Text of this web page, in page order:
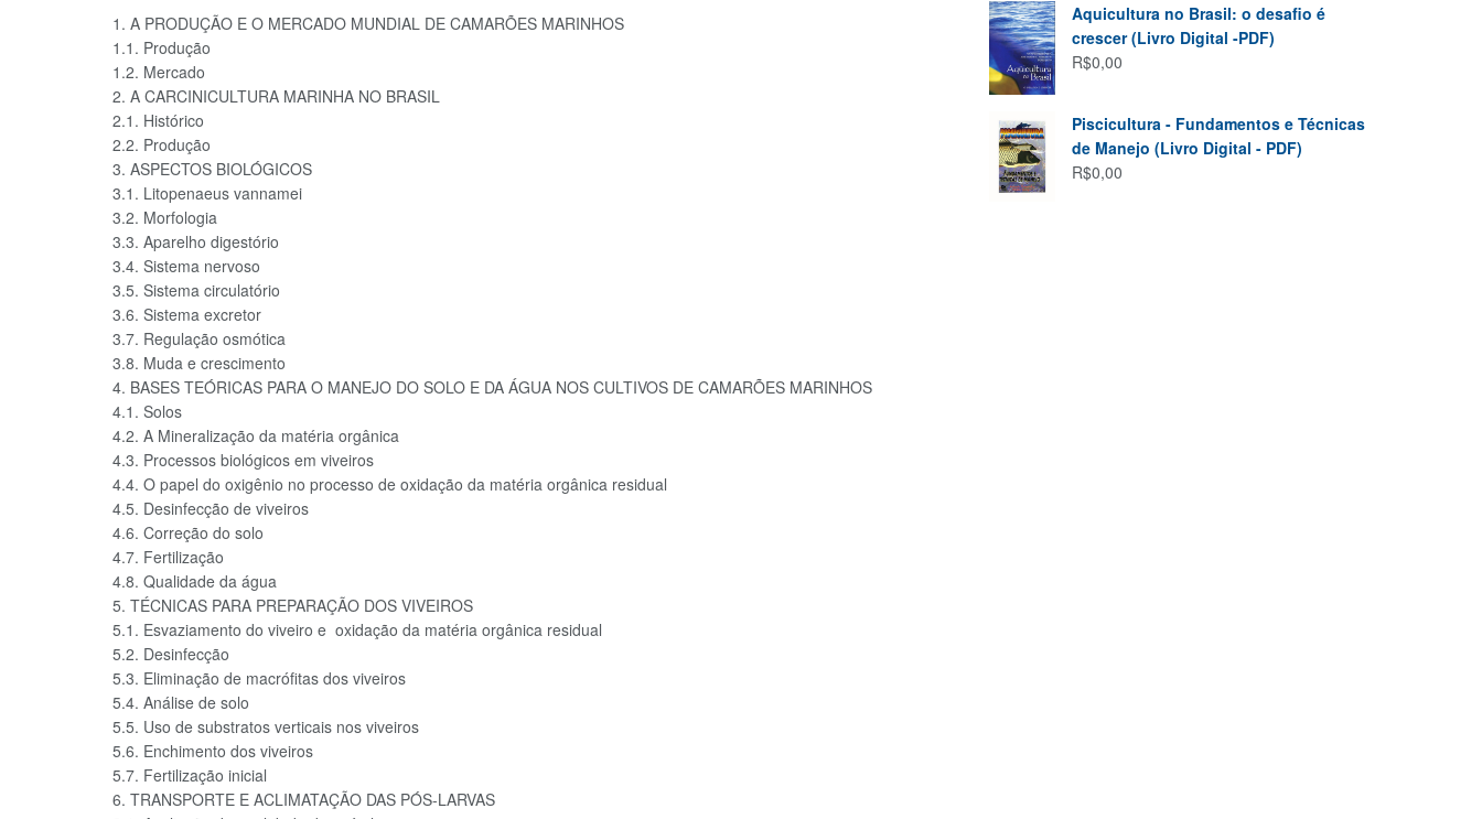
1. A PRODUÇÃO E O MERCADO MUNDIAL DE CAMARÕES MARINHOS
1.1. Produção
1.2. Mercado
2. A CARCINICULTURA MARINHA NO BRASIL
2.1. Histórico
2.2. Produção
3. ASPECTOS BIOLÓGICOS
3.1. Litopenaeus vannamei
3.2. Morfologia
3.3. Aparelho digestório
3.4. Sistema nervoso
3.5. Sistema circulatório
3.6. Sistema excretor
3.7. Regulação osmótica
3.8. Muda e crescimento
4. BASES TEÓRICAS PARA O MANEJO DO SOLO E DA ÁGUA NOS CULTIVOS DE CAMARÕES MARINHOS
4.1. Solos
4.2. A Mineralização da matéria orgânica
4.3. Processos biológicos em viveiros
4.4. O papel do oxigênio no processo de oxidação da matéria orgânica residual
4.5. Desinfecção de viveiros
4.6. Correção do solo
4.7. Fertilização
4.8. Qualidade da água
5. TÉCNICAS PARA PREPARAÇÃO DOS VIVEIROS
5.1. Esvaziamento do viveiro e oxidação da matéria orgânica residual
5.2. Desinfecção
5.3. Eliminação de macrófitas dos viveiros
5.4. Análise de solo
5.5. Uso de substratos verticais nos viveiros
5.6. Enchimento dos viveiros
5.7. Fertilização inicial
6. TRANSPORTE E ACLIMATAÇÃO DAS PÓS-LARVAS
Aquicultura no Brasil: o desafio é
crescer (Livro Digital -PDF)
R$0,00
Piscicultura - Fundamentos e Técnicas
de Manejo (Livro Digital - PDF)
R$0,00